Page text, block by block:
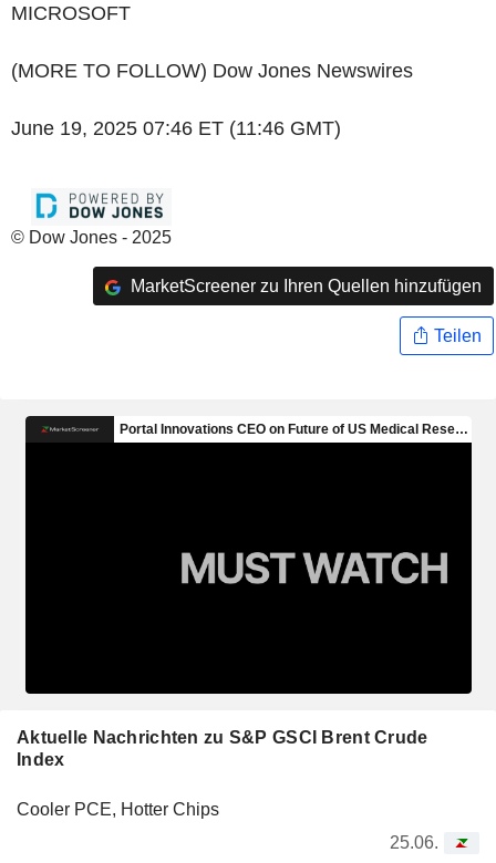
MICROSOFT
(MORE TO FOLLOW) Dow Jones Newswires
June 19, 2025 07:46 ET (11:46 GMT)
© Dow Jones - 2025
MarketScreener zu Ihren Quellen hinzufügen
Teilen
Aktuelle Nachrichten zu S&P GSCI Brent Crude
Index
Cooler PCE, Hotter Chips
25.06.